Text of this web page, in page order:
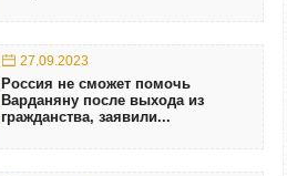
27.09.2023
Россия не сможет помочь
Варданяну после выхода из
гражданства, заявили...